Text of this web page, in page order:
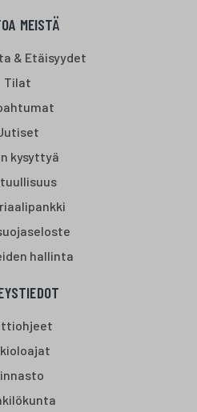
MEISTÄ
& Etäisyydet
Tilat
kysyttyä
hallinta